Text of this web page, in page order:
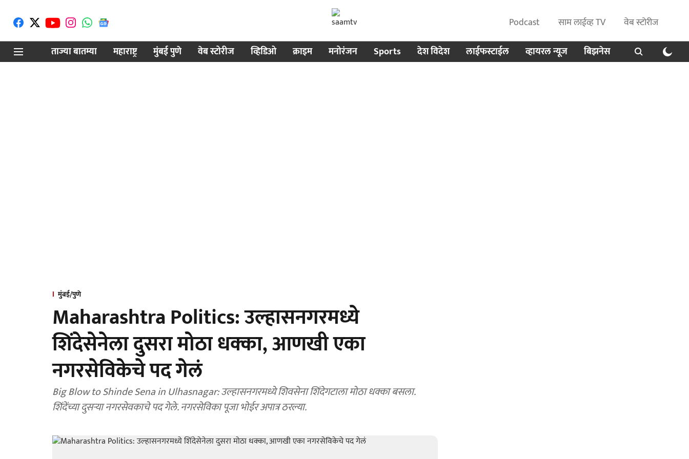
Podcast साम लाईव्ह TV
वेब स्टोरीज
ताज्या बातम्या
महाराष्ट्र मुंबई पुणे वेब स्टोरीज व्हिडिओ क्राइम मनोरंजन Sports देश विदेश लाईफस्टाईल व्हायरल न्यूज बिझनेस
मुंबई/पुणे
Maharashtra Politics: उल्हासनगरमध्ये
शिंदेसेनेला दुसरा मोठा धक्का, आणखी एका
नगरसेविकेचे पद गेलं
Big Blow to Shinde Sena in Ulhasnagar: उल्हासनगरमध्ये शिवसेना शिंदेगटाला मोठा धक्का बसला.
शिंदेंच्या दुसऱ्या नगरसेवकाचे पद गेले. नगरसेविका पूजा भोईर अपात्र ठरल्या.